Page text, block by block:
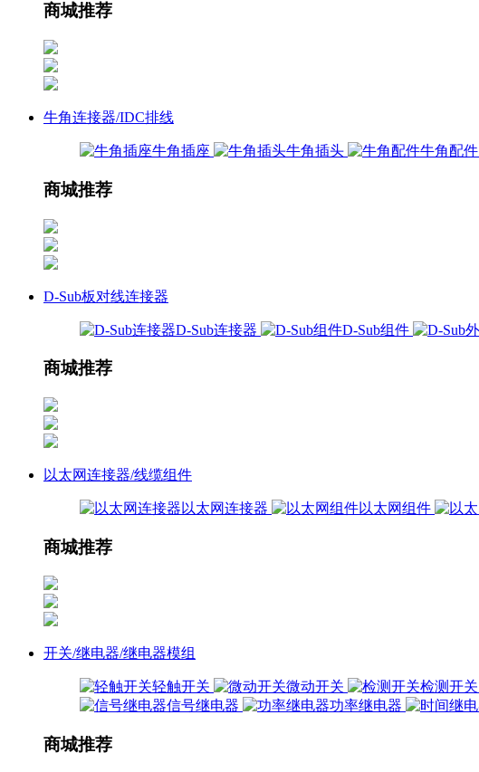
商城推荐
牛角连接器/IDC排线
牛角插座 牛角插头 牛角配件
商城推荐
D-Sub板对线连接器
D-Sub连接器 D-Sub组件
商城推荐
以太网连接器/线缆组件
以太网连接器 以太网组件
商城推荐
开关/继电器/继电器模组
轻触开关 微动开关 检测开关
信号继电器
功率继电器
商城推荐